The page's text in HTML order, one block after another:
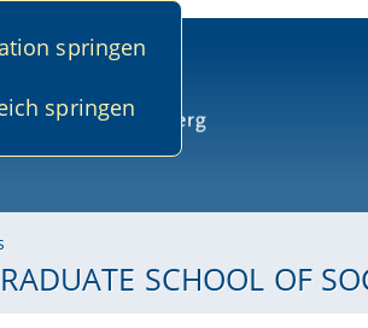
springen
springen
SCHOOL OF